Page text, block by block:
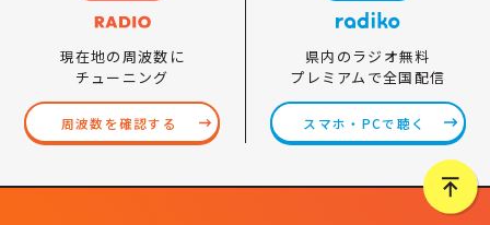
現在地の周波数に
チューニング
周波数を確認する
県内のラジオ無料
プレミアムで全国配信
スマホ・PCで聴く